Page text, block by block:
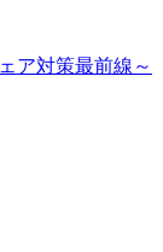
ア対策最前線～